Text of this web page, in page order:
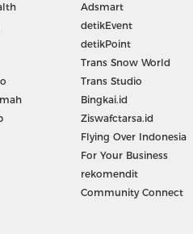
Adsmart
detikEvent
detikPoint
Trans Snow World
Trans Studio
Bingkai.id
Ziswafctarsa.id
Flying Over Indonesia
For Your Business
rekomendit
Community Connect